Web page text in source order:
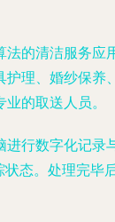
的清洁服务
理、婚纱保
的取送人员。
行数字化记
态。处理完